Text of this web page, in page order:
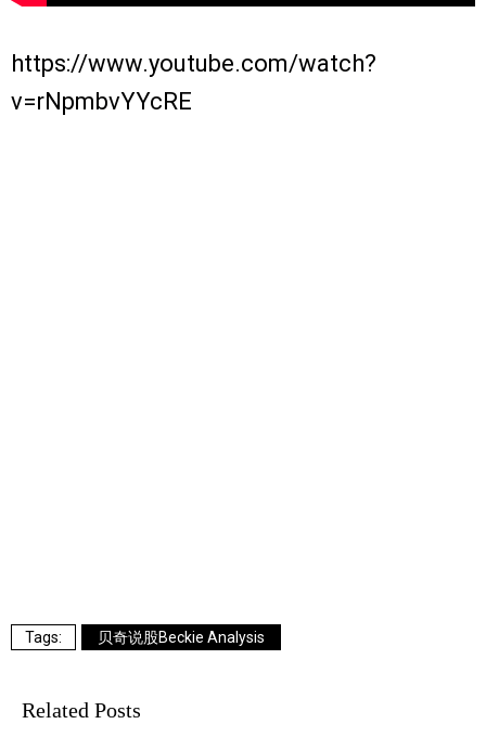
https://www.youtube.com/watch?
v=rNpmbvYYcRE
贝奇说股Beckie Analysis
Related Posts